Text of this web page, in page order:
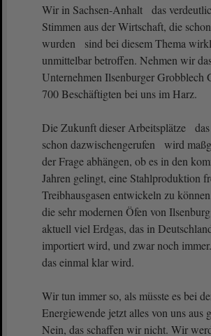
Wir in Sachsen-Anhalt das
Stimmen aus der Wirtschaft, die
wurden sind bei diesem Thema
unmittelbar betroffen. Nehmen wir
Unternehmen Ilsenburger Grobblech
700 Beschäftigten bei uns im Harz.
Die Zukunft dieser Arbeitsplätze
schon dazwischengerufen wird
der Frage abhängen, ob es in den
Jahren gelingt, eine Stahlproduktion
Treibhausgasen entwickeln zu
die sehr modernen Öfen von
aktuell viel Erdgas, das in
importiert wird, und zwar noch
das einmal klar wird.
Wir tun immer so, als müsste es bei
Energiewende jetzt alles von uns aus
Nein, das schaffen wir nicht. Wir